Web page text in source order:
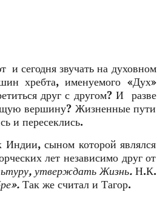
и сегодня звучать на духовном
хребта, именуемого «Дух»
друг с другом? И разве
вершину? Жизненные пути
и пересеклись.
Индии, сыном которой являлся
лет независимо друг от
утверждать Жизнь. Н.К.
Так же считал и Тагор.